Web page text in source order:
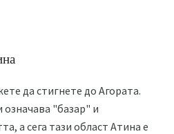
да стигнете до Агората.
"базар" и
а сега тази област Атина е